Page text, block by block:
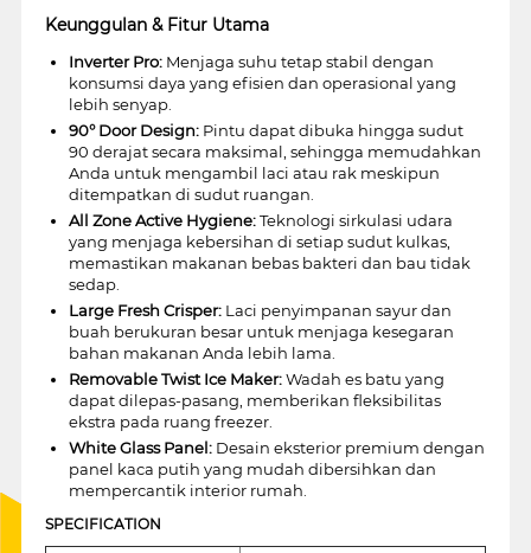
Keunggulan & Fitur Utama
Inverter Pro:Menjaga suhu tetap stabil dengan
konsumsi daya yang efisien dan operasional yang
lebih senyap.
90° Door Design:Pintu dapat dibuka hingga sudut
90 derajat secara maksimal, sehingga memudahkan
Anda untuk mengambil laci atau rak meskipun
ditempatkan di sudut ruangan.
All Zone Active Hygiene:Teknologi sirkulasi udara
yang menjaga kebersihan di setiap sudut kulkas,
memastikan makanan bebas bakteri dan bau tidak
sedap.
Large Fresh Crisper:Laci penyimpanan sayur dan
buah berukuran besar untuk menjaga kesegaran
bahan makanan Anda lebih lama.
Removable Twist Ice Maker:Wadah es batu yang
dapat dilepas-pasang, memberikan fleksibilitas
ekstra pada ruang freezer.
White Glass Panel:Desain eksterior premium dengan
panel kaca putih yang mudah dibersihkan dan
mempercantik interior rumah.
SPECIFICATION